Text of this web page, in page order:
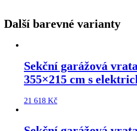
Další barevné varianty
Sekční garážová vrata
355×215 cm s
21 618 Kč